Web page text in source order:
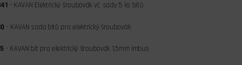
- KAVAN Elektrický šroubovák vč. sady 5 ks bitů
- KAVAN sada bitů pro elektrický šroubovák
- KAVAN bit pro elektrický šroubovák 1,5mm imbus